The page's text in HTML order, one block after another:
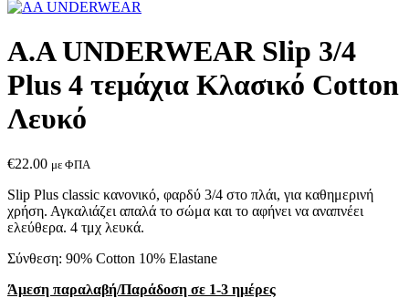
A.A UNDERWEAR Slip 3/4
Plus 4 τεμάχια Κλασικό Cotton
Λευκό
€22.00 με ΦΠΑ
Slip Plus classic κανονικό, φαρδύ 3/4 στο πλάι, για καθημερινή
χρήση. Αγκαλιάζει απαλά το σώμα και το αφήνει να αναπνέει
ελεύθερα. 4 τμχ λευκά.
Σύνθεση: 90% Cotton 10% Εlastane
Άμεση παραλαβή/Παράδοση σε 1-3 ημέρες